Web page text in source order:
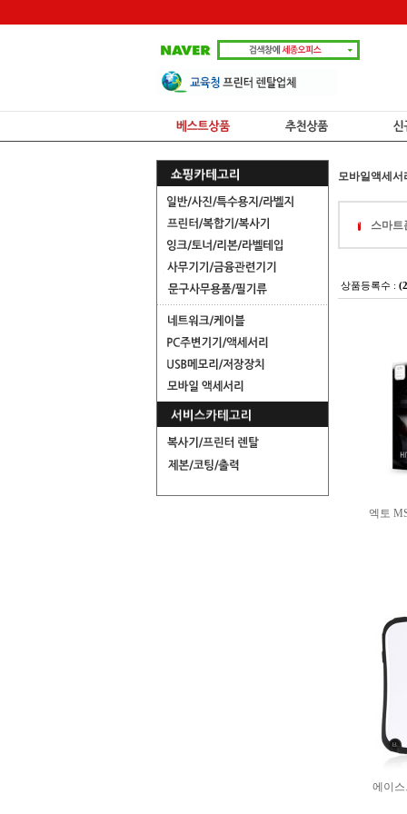
모바일액세서
스마트
상품등록수 :
엑토
에이스